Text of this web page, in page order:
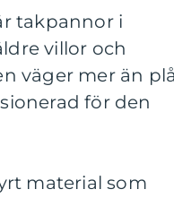
takpannor i
villor och
väger mer än
för den
material som